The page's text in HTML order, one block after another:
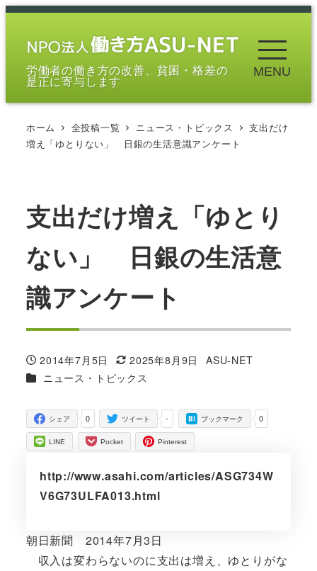
メ
労働者の働き方の改善、貧困・格差の
是正に寄与します
MENU
ホーム 全投稿一覧 ニュース・トピックス
支出だけ
増え「ゆとりない」 日銀の生活意識アンケート
支出だけ増え「ゆとり
ない」 日銀の生活意
識アンケート
投稿日
2014年7月5日
更新日
2025年8月9日
著
ASU-NET
カテゴリー
ニュース・トピックス
0
シェア -
ツイート 0
ブックマーク
LINE Pocket Pinterest
http://www.asahi.com/articles/ASG734W
V6G73ULFA013.html
朝日新聞 2014年7月3日
収入は変わらないのに支出は増え、ゆとりがな